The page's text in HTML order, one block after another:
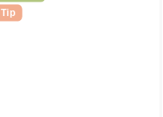
Tip